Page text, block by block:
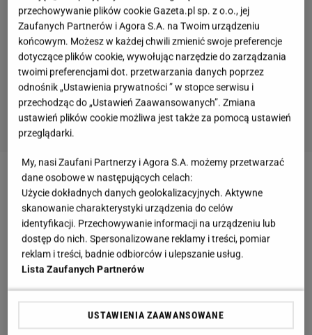
Zobacz wideo"Milionerzy" usunęli się w cień w TVN
na rzecz "The Floor". Kazen wyznaje prawdę o
usunięciu programu Urbańskiego
"Milionerzy". Uczestnik nie znał wierszyku dla
dzieci. Poprosił o pomoc publiczność
Zdarza się, że z pozoru proste pytania okazują się
przechowywanie plików cookie Gazeta.pl sp. z o.o., jej
Zaufanych Partnerów i Agora S.A. na Twoim urządzeniu
końcowym. Możesz w każdej chwili zmienić swoje preferencje
dotyczące plików cookie, wywołując narzędzie do zarządzania
twoimi preferencjami dot. przetwarzania danych poprzez
odnośnik „Ustawienia prywatności ” w stopce serwisu i
przechodząc do „Ustawień Zaawansowanych”. Zmiana
ustawień plików cookie możliwa jest także za pomocą ustawień
przeglądarki.
My, nasi Zaufani Partnerzy i Agora S.A. możemy przetwarzać
dane osobowe w następujących celach:
Użycie dokładnych danych geolokalizacyjnych. Aktywne
skanowanie charakterystyki urządzenia do celów
identyfikacji. Przechowywanie informacji na urządzeniu lub
dostęp do nich. Spersonalizowane reklamy i treści, pomiar
reklam i treści, badnie odbiorców i ulepszanie usług.
Lista Zaufanych Partnerów
USTAWIENIA ZAAWANSOWANE